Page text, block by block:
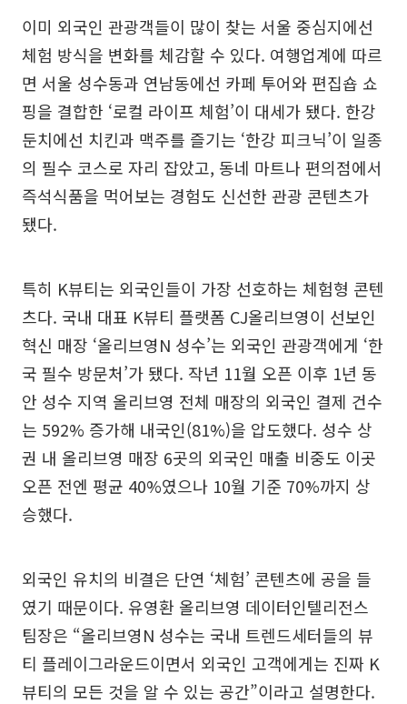
이미 외국인 관광객들이 많이 찾는 서울 중심지에선
체험 방식을 변화를 체감할 수 있다. 여행업계에 따르
면 서울 성수동과 연남동에선 카페 투어와 편집숍 쇼
핑을 결합한 ‘로컬 라이프 체험’이 대세가 됐다. 한강
둔치에선 치킨과 맥주를 즐기는 ‘한강 피크닉’이 일종
의 필수 코스로 자리 잡았고, 동네 마트나 편의점에서
즉석식품을 먹어보는 경험도 신선한 관광 콘텐츠가
됐다.
특히 K뷰티는 외국인들이 가장 선호하는 체험형 콘텐
츠다. 국내 대표 K뷰티 플랫폼 CJ올리브영이 선보인
혁신 매장 ‘올리브영N 성수’는 외국인 관광객에게 ‘한
국 필수 방문처’가 됐다. 작년 11월 오픈 이후 1년 동
안 성수 지역 올리브영 전체 매장의 외국인 결제 건수
는 592% 증가해 내국인(81%)을 압도했다. 성수 상
권 내 올리브영 매장 6곳의 외국인 매출 비중도 이곳
오픈 전엔 평균 40%였으나 10월 기준 70%까지 상
승했다.
외국인 유치의 비결은 단연 ‘체험’ 콘텐츠에 공을 들
였기 때문이다. 유영환 올리브영 데이터인텔리전스
팀장은 “올리브영N 성수는 국내 트렌드세터들의 뷰
티 플레이그라운드이면서 외국인 고객에게는 진짜 K
뷰티의 모든 것을 알 수 있는 공간”이라고 설명한다.